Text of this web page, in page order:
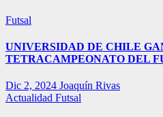
Futsal
UNIVERSIDAD DE CHILE
TETRACAMPEONATO DEL
Dic 2, 2024 Joaquín Rivas
Actualidad Futsal